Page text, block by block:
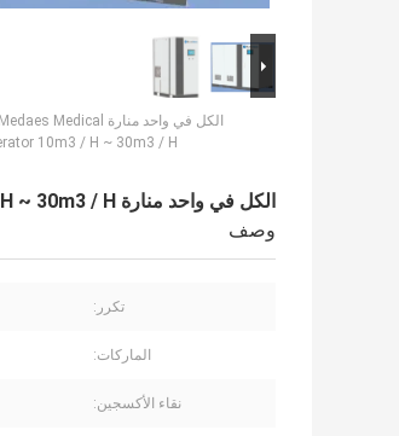
الكل في واحد منارة Medaes Medical
10m3 / H ~ 30m3 / H
الكل في واحد منارة Medaes Medical Oxygen Generator 10m3 / H ~ 30m3 / H
وصف
تكرر:
الماركات:
نقاء الأكسجين: